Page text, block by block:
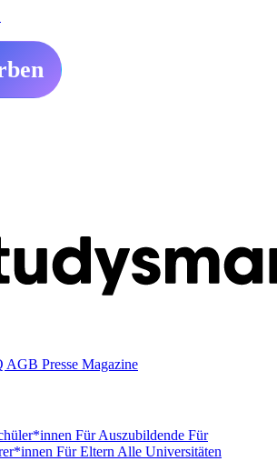
AGB Presse Magazine
Für Auszubildende Für
Für Eltern Alle Universitäten